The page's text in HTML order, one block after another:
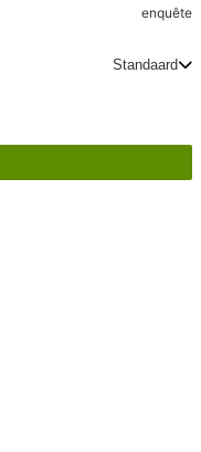
enquête
Standaard